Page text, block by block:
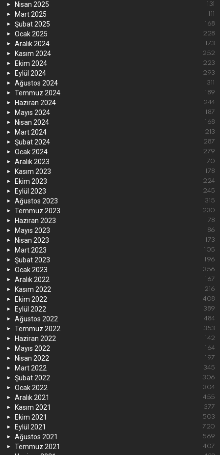
Nisan 2025 131
Mart 2025
Şubat 2025 168
Ocak 2025 228
Aralık 2024 173
Kasım 2024 252
Ekim 2024 223
Eylül 2024 293
Ağustos 2024 311
Temmuz 2024 189
Haziran 2024 244
Mayıs 2024 187
Nisan 2024 168
Mart 2024 213
Şubat 2024 287
Ocak 2024 279
Aralık 2023 70
Kasım 2023 178
Ekim 2023 224
Eylül 2023 245
Ağustos 2023 315
Temmuz 2023 230
Haziran 2023 78
Mayıs 2023 86
Nisan 2023 173
Mart 2023 105
Şubat 2023 196
Ocak 2023 356
Aralık 2022 167
Kasım 2022 216
Ekim 2022 408
Eylül 2022 389
Ağustos 2022 484
Temmuz 2022 353
Haziran 2022 142
Mayıs 2022 164
Nisan 2022 197
Mart 2022 345
Şubat 2022 306
Ocak 2022 304
Aralık 2021 455
Kasım 2021 377
Ekim 2021 503
Eylül 2021 720
Ağustos 2021 569
Temmuz 2021 407